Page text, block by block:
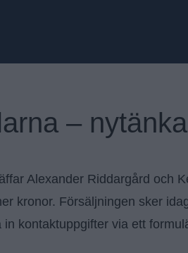
–
Alexander Riddargård och
kronor. Försäljningen sker
in kontaktuppgifter via ett